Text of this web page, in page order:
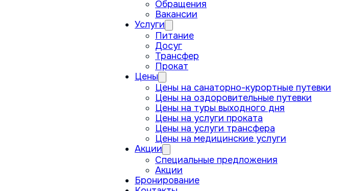
Обращения
Вакансии
Услуги
Питание
Досуг
Трансфер
Прокат
Цены
Цены на санаторно-курортные путевки
Цены на оздоровительные путевки
Цены на туры выходного дня
Цены на услуги проката
Цены на услуги трансфера
Цены на медицинские услуги
Акции
Специальные предложения
Акции
Бронирование